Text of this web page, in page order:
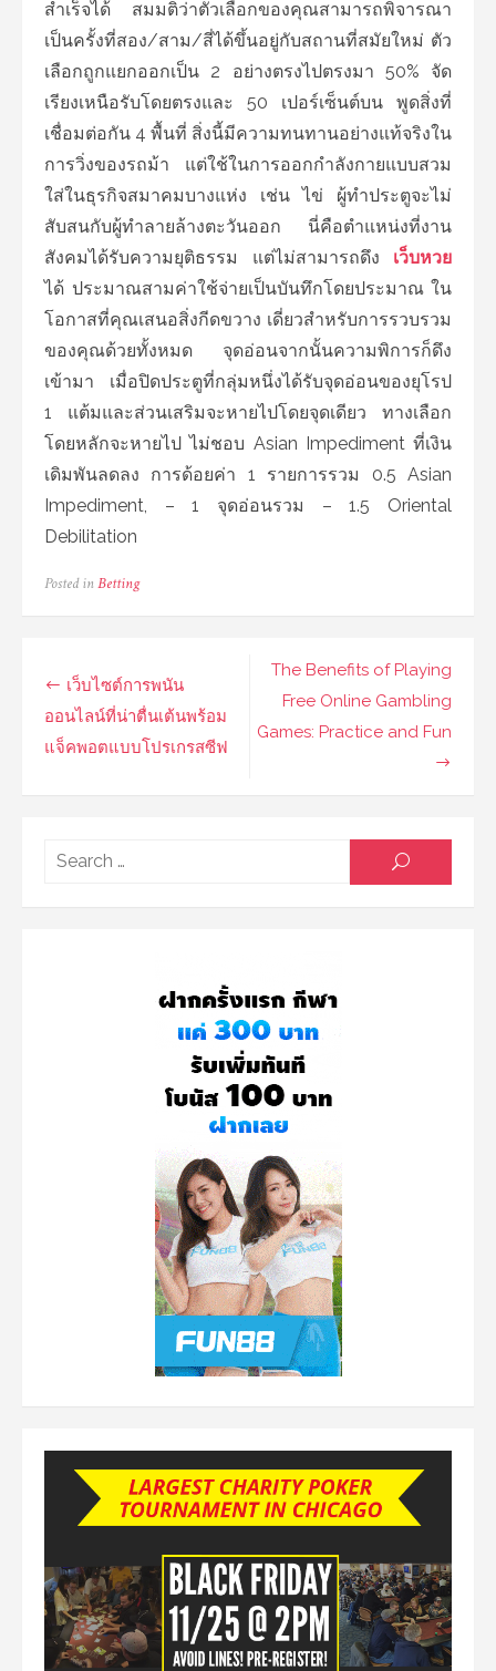
สำเร็จได้ สมมติว่าตัวเลือกของคุณสามารถพิจารณา
เป็นครั้งที่สอง/สาม/สี่ได้ขึ้นอยู่กับสถานที่สมัยใหม่ ตัว
เลือกถูกแยกออกเป็น 2 อย่างตรงไปตรงมา 50% จัด
เรียงเหนือรับโดยตรงและ 50 เปอร์เซ็นต์บน พูดสิ่งที่
เชื่อมต่อกัน 4 พื้นที่ สิ่งนี้มีความทนทานอย่างแท้จริงใน
การวิ่งของรถม้า แต่ใช้ในการออกกำลังกายแบบสวม
ใส่ในธุรกิจสมาคมบางแห่ง เช่น ไข่ ผู้ทำประตูจะไม่
สับสนกับผู้ทำลายล้างตะวันออก นี่คือตำแหน่งที่งาน
สังคมได้รับความยุติธรรม แต่ไม่สามารถดึง เว็บหวย
ได้ ประมาณสามค่าใช้จ่ายเป็นบันทึกโดยประมาณ ใน
โอกาสที่คุณเสนอสิ่งกีดขวาง เดี่ยวสำหรับการรวบรวม
ของคุณด้วยทั้งหมด จุดอ่อนจากนั้นความพิการก็ดึง
เข้ามา เมื่อปิดประตูที่กลุ่มหนึ่งได้รับจุดอ่อนของยุโรป
1 แต้มและส่วนเสริมจะหายไปโดยจุดเดียว ทางเลือก
โดยหลักจะหายไป ไม่ชอบ Asian Impediment ที่เงิน
เดิมพันลดลง การด้อยค่า 1 รายการรวม 0.5 Asian
Impediment, – 1 จุดอ่อนรวม – 1.5 Oriental
Debilitation
Posted in Betting
Post
navigation
The Benefits of Playing
Free Online Gambling
Games: Practice and Fun
เว็บไซต์การพนัน
ออนไลน์ที่น่าตื่นเต้นพร้อม
แจ็คพอตแบบโปรเกรสซีฟ
SEARCH